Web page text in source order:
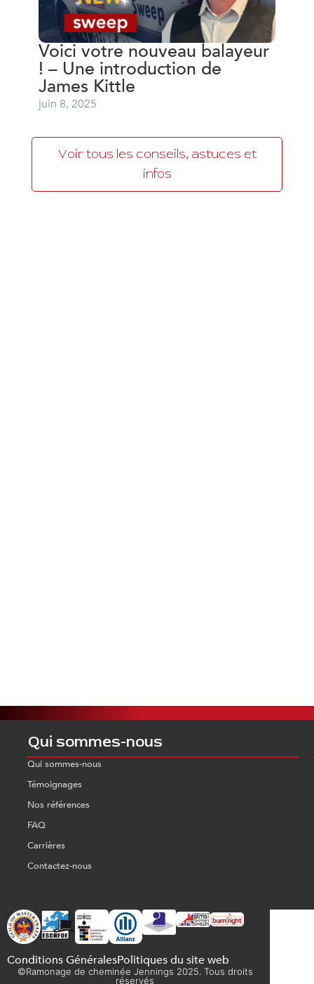
Voici votre nouveau balayeur
! – Une introduction de
James Kittle
juin 8, 2025
Voir tous les conseils, astuces et
infos
Qui sommes-nous
Qui sommes-nous
Témoignages
Nos références
FAQ
Carrières
Contactez-nous
Conditions GénéralesPolitiques du site web
©Ramonage de cheminée Jennings 2025. Tous droits
réservés